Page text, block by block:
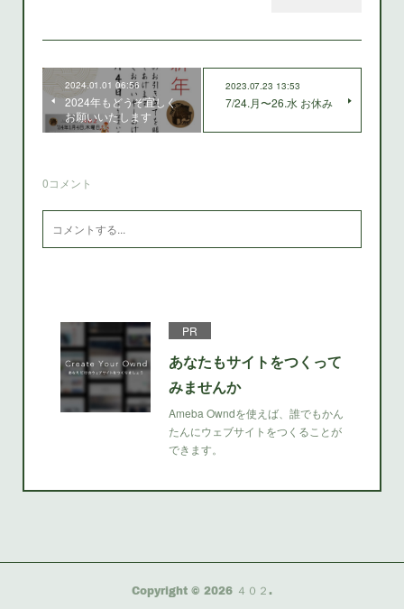
2024.01.01 06:56
2024年もどうぞ宜しく
お願いいたします
2023.07.23 13:53
7/24.月〜26.水 お休み
0コメント
PR
あなたもサイトをつくって
みませんか
Ameba Owndを使えば、誰でもかん
たんにウェブサイトをつくることが
できます。
Copyright © 2026 ４０２.